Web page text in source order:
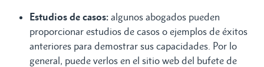
Estudios de casos: algunos abogados pueden
proporcionar estudios de casos o ejemplos de éxitos
anteriores para demostrar sus capacidades. Por lo
general, puede verlos en el sitio web del bufete de